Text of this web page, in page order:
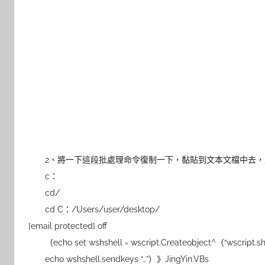
2、將一下這段批處理命令復制一下，黏貼到文本文檔中去，
c：
cd/
cd C：/Users/user/desktop/
[email protected] off
（echo set wshshell = wscript.Createobject^（
echo wshshell.sendkeys “…”）》JingYin.VBs